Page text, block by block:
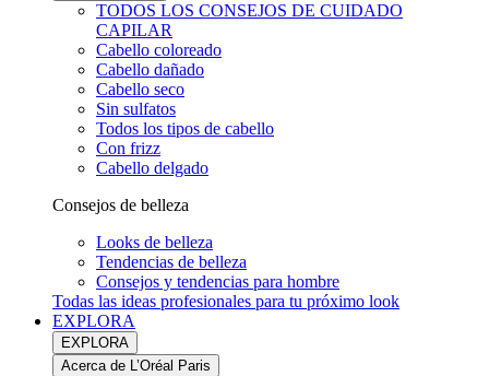
TODOS LOS CONSEJOS DE CUIDADO
CAPILAR
Cabello coloreado
Cabello dañado
Cabello seco
Sin sulfatos
Todos los tipos de cabello
Con frizz
Cabello delgado
Consejos de belleza
Looks de belleza
Tendencias de belleza
Consejos y tendencias para hombre
Todas las ideas profesionales para tu próximo look
EXPLORA
EXPLORA
Acerca de L’Oréal Paris